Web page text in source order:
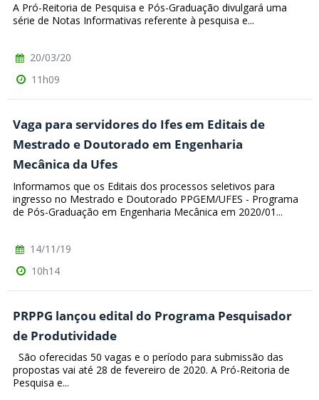
A Pró-Reitoria de Pesquisa e Pós-Graduação divulgará uma
série de Notas Informativas referente à pesquisa e...
20/03/20
11h09
Vaga para servidores do Ifes em Editais de
Mestrado e Doutorado em Engenharia
Mecânica da Ufes
Informamos que os Editais dos processos seletivos para
ingresso no Mestrado e Doutorado PPGEM/UFES - Programa
de Pós-Graduação em Engenharia Mecânica em 2020/01...
14/11/19
10h14
PRPPG lançou edital do Programa Pesquisador
de Produtividade
São oferecidas 50 vagas e o período para submissão das
propostas vai até 28 de fevereiro de 2020. A Pró-Reitoria de
Pesquisa e...